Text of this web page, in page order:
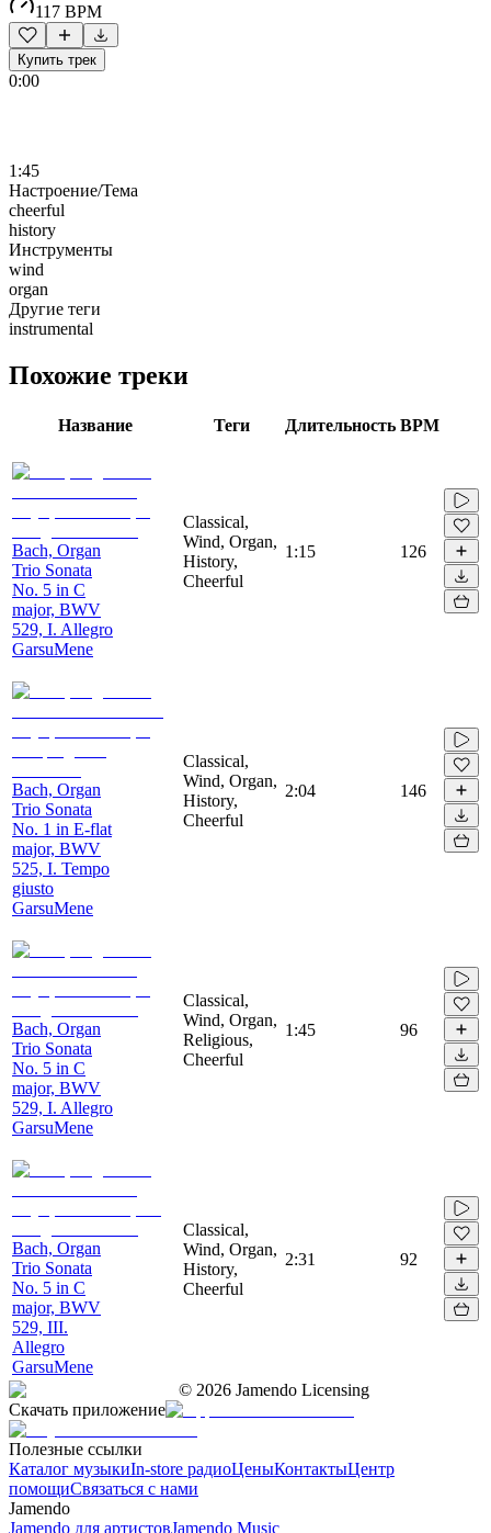
117 BPM
Купить трек
0:00
1:45
Настроение/Тема
cheerful
history
Инструменты
wind
organ
Другие теги
instrumental
Похожие треки
Название Теги Длительность BPM
Bach, Organ
Trio Sonata
No. 5 in C
major, BWV
529, I. Allegro
GarsuMene
Classical,
Wind, Organ,
History,
Cheerful
1:15 126
Bach, Organ
Trio Sonata
No. 1 in E-flat
major, BWV
525, I. Tempo
giusto
GarsuMene
Classical,
Wind, Organ,
History,
Cheerful
2:04 146
Bach, Organ
Trio Sonata
No. 5 in C
major, BWV
529, I. Allegro
GarsuMene
Classical,
Wind, Organ,
Religious,
Cheerful
1:45 96
Bach, Organ
Trio Sonata
No. 5 in C
major, BWV
529, III.
Allegro
GarsuMene
Classical,
Wind, Organ,
History,
Cheerful
2:31 92
© 2026 Jamendo Licensing
Скачать приложение
Полезные ссылки
Каталог музыкиIn-store радиоЦеныКонтактыЦентр
помощиСвязаться с нами
Jamendo
Jamendo для артистовJamendo Music